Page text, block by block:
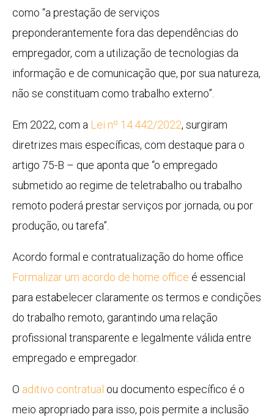
como “a prestação de serviços
preponderantemente fora das dependências do
empregador, com a utilização de tecnologias da
informação e de comunicação que, por sua natureza,
não se constituam como trabalho externo”.
Em 2022, com a Lei nº 14.442/2022, surgiram
diretrizes mais específicas, com destaque para o
artigo 75-B – que aponta que “o empregado
submetido ao regime de teletrabalho ou trabalho
remoto poderá prestar serviços por jornada, ou por
produção, ou tarefa”.
Acordo formal e contratualização do home office
Formalizar um acordo de home office é essencial
para estabelecer claramente os termos e condições
do trabalho remoto, garantindo uma relação
profissional transparente e legalmente válida entre
empregado e empregador.
O aditivo contratual ou documento específico é o
meio apropriado para isso, pois permite a inclusão